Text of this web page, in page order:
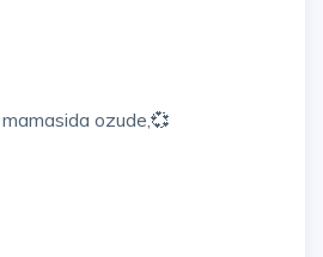
ozude,💞